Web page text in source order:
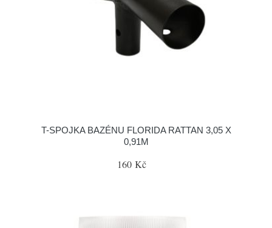
T-SPOJKA BAZÉNU FLORIDA RATTAN 3,05 X
0,91M
160 Kč